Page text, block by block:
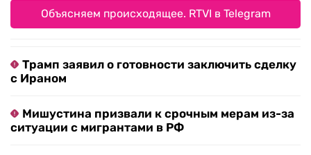
Объясняем происходящее. RTVI в Telegram
Трамп заявил о готовности заключить сделку
с Ираном
Мишустина призвали к срочным мерам из-за
ситуации с мигрантами в РФ